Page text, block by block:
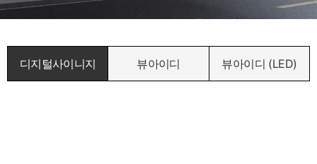
디지털사이니지 뷰아이디 뷰아이디 (LED)